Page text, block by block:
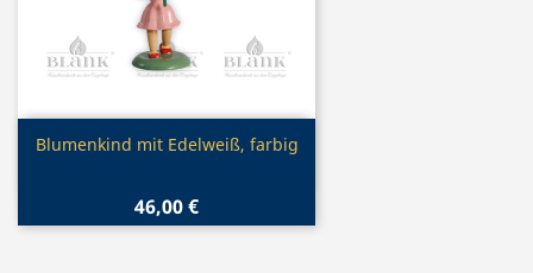
 Vorschau
Blumenkind mit Edelweiß, farbig
46,00 €